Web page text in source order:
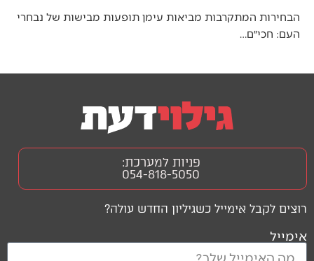
הבחירות המתקרבות מביאות עימן תופעות מבישות של נבחרי
העם: חכי״ם…
רוצים לקבל אימייל כשגיליון החדש עולה?
אימייל
פניות למערכת:
054-818-5050